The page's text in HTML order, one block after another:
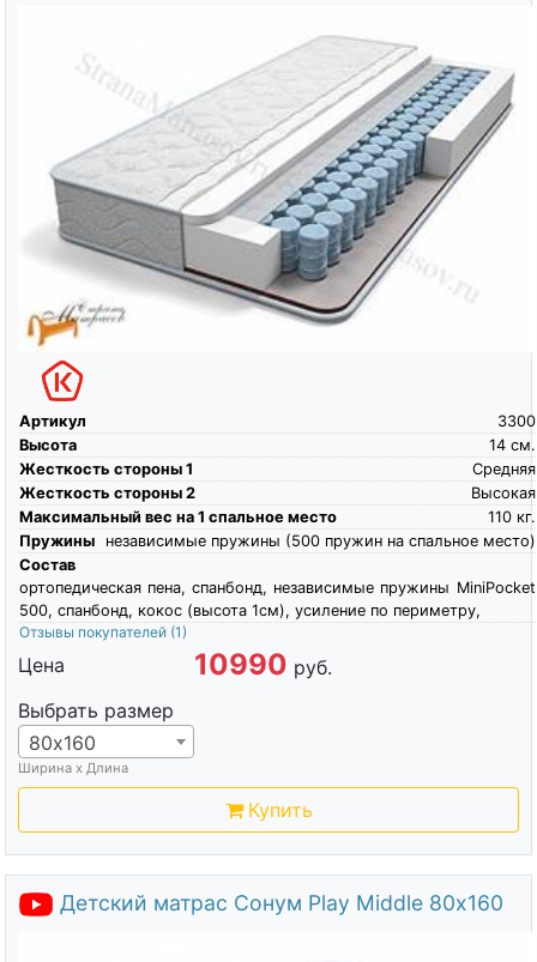
Артикул
3300
Высота
см.
14
Жесткость стороны 1
Средняя
Жесткость стороны 2
Высокая
Максимальный вес на 1 спальное место
кг.
110
Пружины
независимые пружины (500 пружин на спальное место)
Состав
ортопедическая пена, спанбонд, независимые пружины MiniPocket
500, спанбонд, кокос (высота 1см), усиление по периметру,
Отзывы покупателей (1)
Цена 10990 руб.
Выбрать размер
80х160
Ширина х Длина
Купить
Детский матрас Сонум Play Middle 80х160